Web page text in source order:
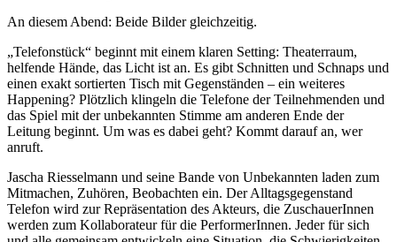
An diesem Abend: Beide Bilder gleichzeitig.
„Telefonstück“ beginnt mit einem klaren Setting: Theaterraum,
helfende Hände, das Licht ist an. Es gibt Schnitten und Schnaps und
einen exakt sortierten Tisch mit Gegenständen – ein weiteres
Happening? Plötzlich klingeln die Telefone der Teilnehmenden und
das Spiel mit der unbekannten Stimme am anderen Ende der
Leitung beginnt. Um was es dabei geht? Kommt darauf an, wer
anruft.
Jascha Riesselmann und seine Bande von Unbekannten laden zum
Mitmachen, Zuhören, Beobachten ein. Der Alltagsgegenstand
Telefon wird zur Repräsentation des Akteurs, die ZuschauerInnen
werden zum Kollaborateur für die PerformerInnen. Jeder für sich